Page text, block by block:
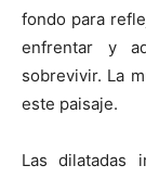
fondo para
enfrentar y
sobrevivir. La
este paisaje.
Las dilatadas